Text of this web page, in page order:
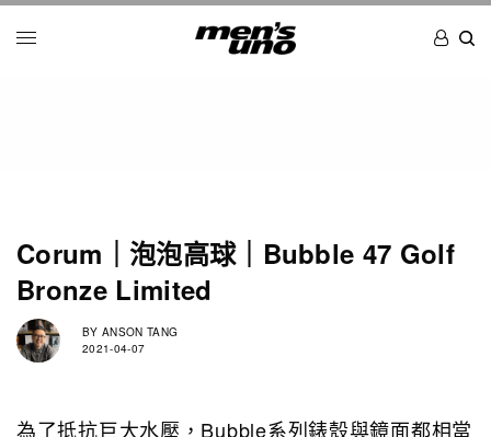
Corum｜泡泡高球｜Bubble 47 Golf
Bronze Limited
BY ANSON TANG
2021-04-07
為了抵抗巨大水壓，Bubble系列錶殼與鏡面都相當